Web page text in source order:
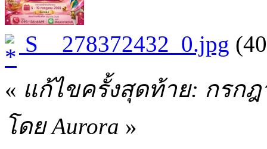
S__278372432_0.jpg
« แก้ไขครั้งสุดท้าย: กรกฎ
โดย Aurora »